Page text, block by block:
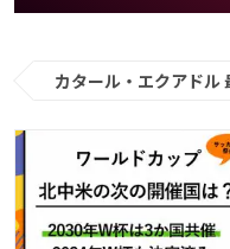
カタール・エクアドル